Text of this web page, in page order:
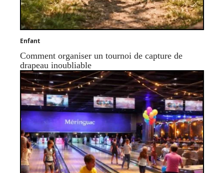
Enfant
Comment organiser un tournoi de capture de
drapeau inoubliable